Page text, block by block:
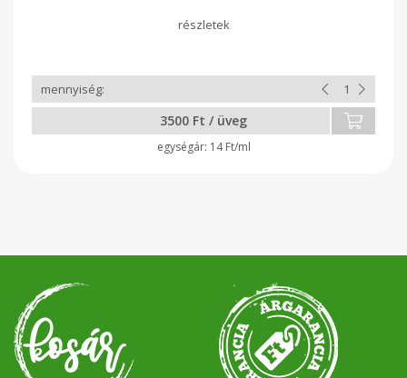
csontokhoz, a szép bőrhöz és az egészséges szívhez.
Segíthet a csontritkulás megelőzésében Támogatja az
is használható! Egy apró kanálnyi mákolaj naponta és máris
tettél valamit az egészségedért! Te próbáltad már? Hűtőben
javasolt tárolni!
3500 Ft / üveg
14 Ft/ml